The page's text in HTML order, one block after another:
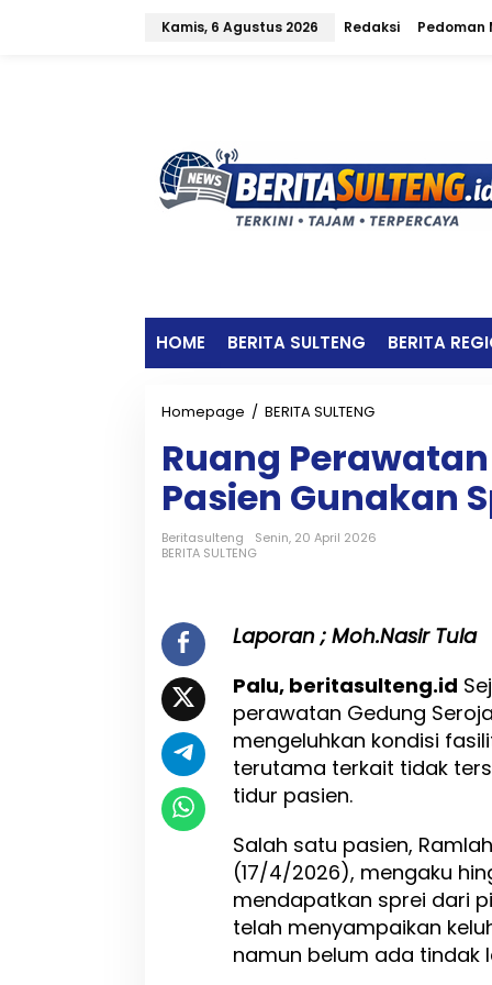
Kamis, 6 Agustus 2026 Redaksi Pedoman
HOME BERITA SULTENG BERITA
Homepage / BERITA SULTENG
a
n
g
P
e
t
n
R
S
U
n
a
P
a
u
D
Ruang
Pasien Gunakan
Beritasulteng
Senin, 20 April 2026
BERITA SULTENG
Laporan ; Moh.Nasir Tula
Palu, beritasulteng.id
perawatan Gedung Seroja
mengeluhkan kondisi
terutama terkait tidak
tidur pasien.
Salah satu pasien,
(17/4/2026), mengaku
mendapatkan sprei dari
telah menyampaikan
namun belum ada tindak